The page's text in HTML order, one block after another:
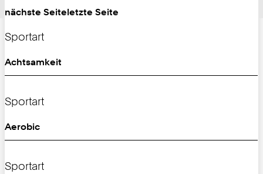
nächste Seiteletzte Seite
Sportart
Achtsamkeit
Sportart
Aerobic
Sportart